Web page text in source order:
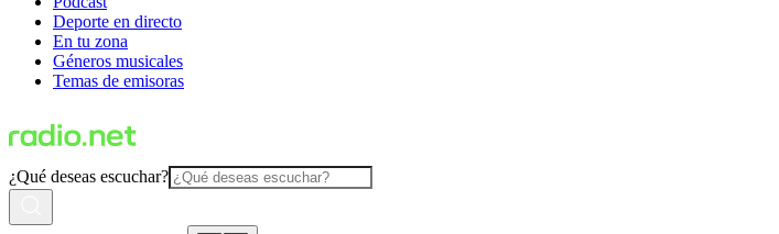
Deporte en directo
En tu zona
Géneros musicales
Temas de emisoras
¿Qué deseas escuchar?